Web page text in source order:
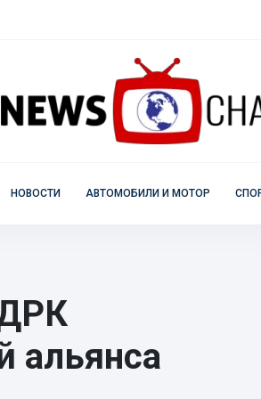
НОВОСТИ АВТОМОБИЛИ И МОТОР
альянса